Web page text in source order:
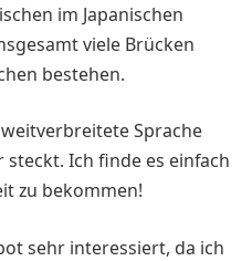
im Japanischen
viele Brücken
bestehen.
Sprache
Ich finde es einfach
zu bekommen!
sehr interessiert, da ich